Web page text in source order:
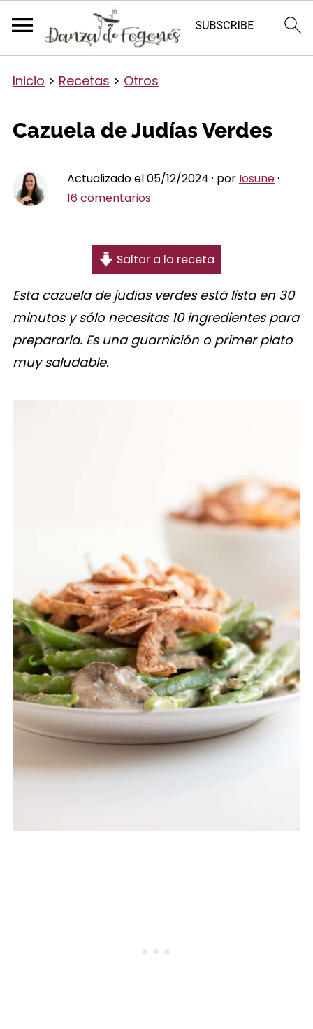
Inicio > Recetas > Otros
Cazuela de Judías Verdes
Actualizado el 05/12/2024 · por Iosune·
16 comentarios
Saltar a la receta
Esta cazuela de judías verdes está lista en 30
minutos y sólo necesitas 10 ingredientes para
prepararla. Es una guarnición o primer plato
muy saludable.